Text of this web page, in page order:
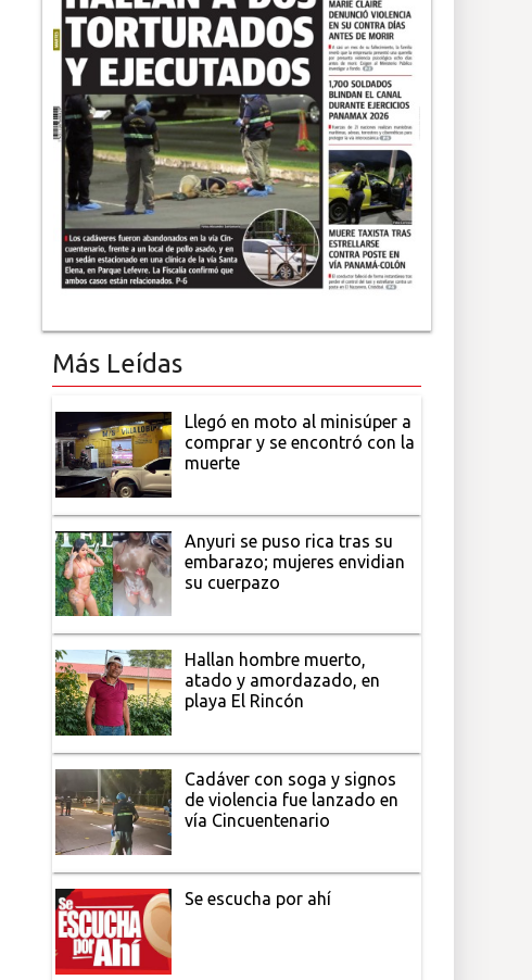
Más Leídas
Llegó en moto al minisúper a
comprar y se encontró con la
muerte
Anyuri se puso rica tras su
embarazo; mujeres envidian
su cuerpazo
Hallan hombre muerto,
atado y amordazado, en
playa El Rincón
Cadáver con soga y signos
de violencia fue lanzado en
vía Cincuentenario
Se escucha por ahí